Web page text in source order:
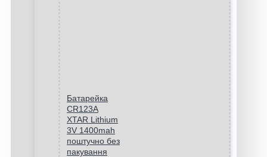
Батарейка
CR123A
XTAR Lithium
3V 1400mah
поштучно без
пакування